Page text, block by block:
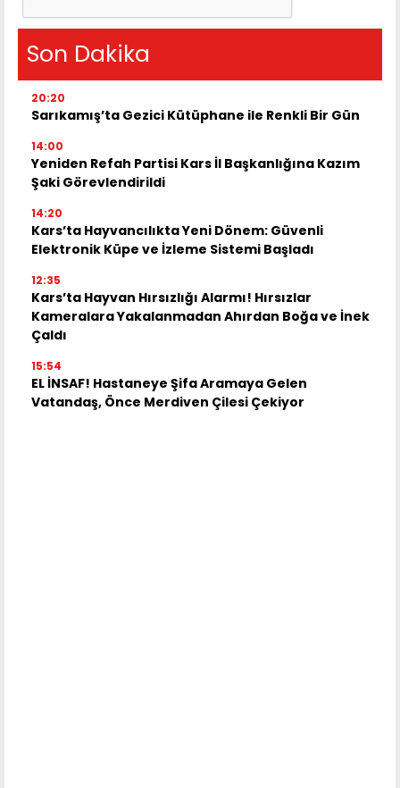
Son Dakika
20:20
Sarıkamış’ta Gezici Kütüphane ile Renkli Bir Gün
14:00
Yeniden Refah Partisi Kars İl Başkanlığına Kazım
Şaki Görevlendirildi
14:20
Kars’ta Hayvancılıkta Yeni Dönem: Güvenli
Elektronik Küpe ve İzleme Sistemi Başladı
12:35
Kars’ta Hayvan Hırsızlığı Alarmı! Hırsızlar
Kameralara Yakalanmadan Ahırdan Boğa ve İnek
Çaldı
15:54
EL İNSAF! Hastaneye Şifa Aramaya Gelen
Vatandaş, Önce Merdiven Çilesi Çekiyor